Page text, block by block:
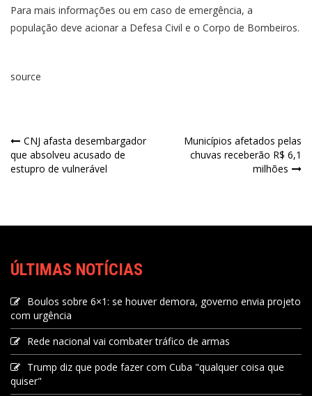
Para mais informações ou em caso de emergência, a
população deve acionar a Defesa Civil e o Corpo de Bombeiros.
source
CNJ afasta desembargador
que absolveu acusado de
estupro de vulnerável
Municípios afetados pelas
chuvas receberão R$ 6,1
milhões
ÚLTIMAS NOTÍCIAS
Boulos sobre 6×1: se houver demora, governo envia projeto
com urgência
Rede nacional vai combater tráfico de armas
Trump diz que pode fazer com Cuba "qualquer coisa que
quiser"